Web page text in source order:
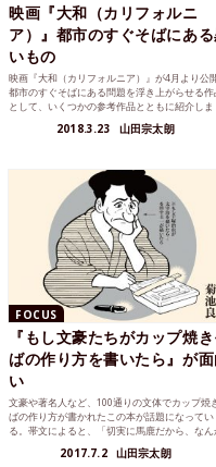
映画『大和（カリフォルニ
ア）』都市のすぐそばにあ
いもの
映画『大和（カリフォルニア）』が4月より公開
都市のすぐそばにある問題を浮き上がらせる作
として、いくつかの参考作品とともに紹介しま
2018.3.23 山田宗太朗
FOCUS
『もし文豪たちがカップ焼
ばの作り方を書いたら』が面
い
文豪や著名人など、100通りの文体でカップ焼
ばの作り方が書かれたこの本が話題になってい
る。帯文によると、「切実に馬鹿だから、なん
もう泣けてくる」とのこと。いったいどんな本な
2017.7.2 山田宗太朗